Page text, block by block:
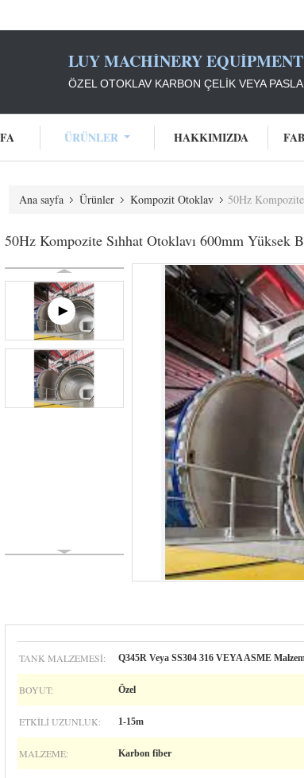
LUY MACHINERY
ÖZEL OTOKLAV KARBON ÇELIK VEYA
ÜRÜNLER HAKKIMIZDA
Ana sayfa Ürünler Kompozit Otoklav 50Hz
50Hz Kompozite Sıhhat Otoklavı 600mm Yüksek
TANK MALZEMESI: Q345R Veya SS304 316 VEYA ASME
BOYUT: Özel
ETKILI UZUNLUK: 1-15m
MALZEME: Karbon fiber